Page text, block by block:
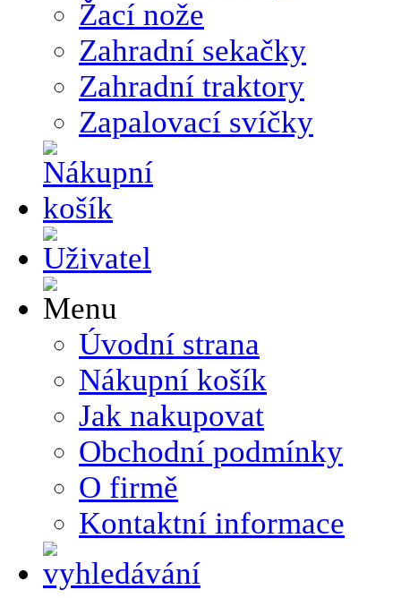
Žací nože
Zahradní sekačky
Zahradní traktory
Zapalovací svíčky
Úvodní strana
Nákupní košík
Jak nakupovat
Obchodní podmínky
O firmě
Kontaktní informace